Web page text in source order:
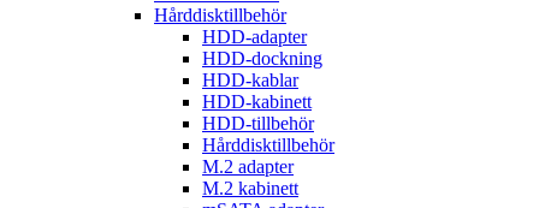
Hårddisktillbehör
HDD-adapter
HDD-dockning
HDD-kablar
HDD-kabinett
HDD-tillbehör
Hårddisktillbehör
M.2 adapter
M.2 kabinett